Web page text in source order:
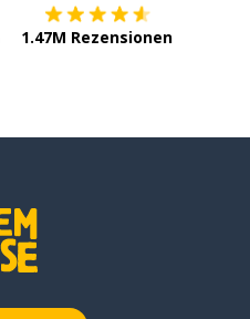
1.47M Rezensionen